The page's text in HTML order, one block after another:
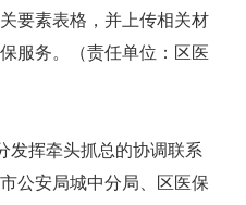
要素表格，并上传相关材
服务。（责任单位：区医
发挥牵头抓总的协调联系
公安局城中分局、区医保